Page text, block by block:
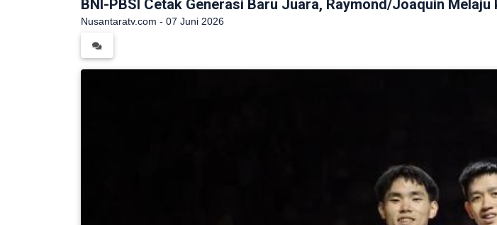
BNI-PBSI Cetak Generasi Baru Juara, Raymond/Joaquin Melaju
Nusantaratv.com - 07 Juni 2026